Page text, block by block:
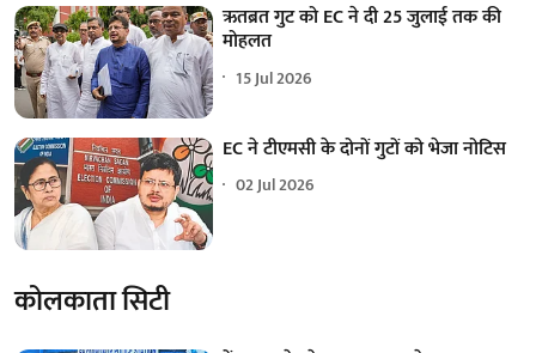
ऋतब्रत गुट को EC ने दी 25 जुलाई तक की
मोहलत
15 Jul 2026
EC ने टीएमसी के दोनों गुटों को भेजा नोटिस
02 Jul 2026
कोलकाता सिटी